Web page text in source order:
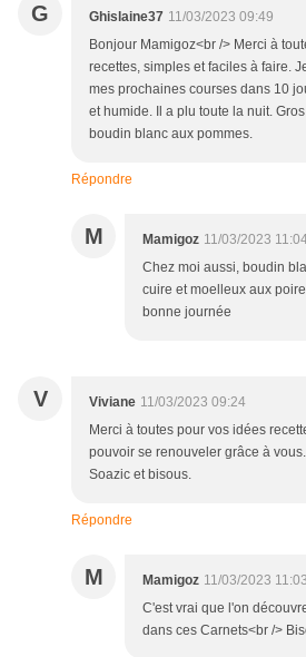
G Ghislaine37 11/03/2023 09:49
Bonjour Mamigoz<br /> Merci à
recettes, simples et faciles à faire.
mes prochaines courses dans 10
et humide. Il a plu toute la nuit.
boudin blanc aux pommes.
Répondre
M Mamigoz 11/03/2023
Chez moi aussi, boudin
cuire et moelleux aux
bonne journée
V Viviane 11/03/2023 09:24
Merci à toutes pour vos idées
pouvoir se renouveler grâce à
Soazic et bisous.
Répondre
M Mamigoz 11/03/2023 11:03
C'est vrai que l'on
dans ces Carnets<br />